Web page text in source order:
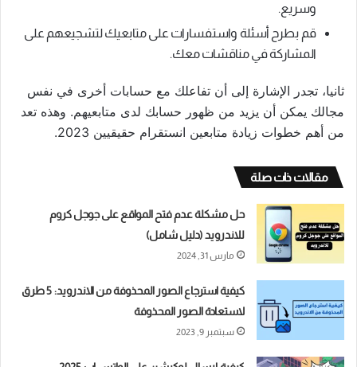
وسريع.
قم بطرح أسئلة واستفسارات على متابعيك لتشجيعهم على
المشاركة في مناقشات معك.
ثانيا، تجدر الإشارة إلى أن تفاعلك مع حسابات أخرى في نفس
مجالك يمكن أن يزيد من ظهور حسابك لدى متابعيهم. وهذه تعد
من أهم خطوات زيادة متابعين انستقرام حقيقيين 2023.
مقالات ذات صلة
حل مشكلة عدم فتح المواقع على جوجل كروم
للاندرويد (دليل شامل)
مارس 31, 2024
كيفية استرجاع الصور المحذوفة من الاندرويد: 5 طرق
لاستعادة الصور المحذوفة
سبتمبر 9, 2023